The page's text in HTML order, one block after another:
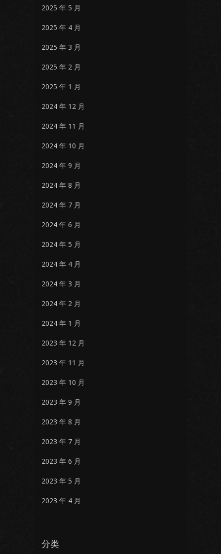
2025 年 5 月
2025 年 4 月
2025 年 3 月
2025 年 2 月
2025 年 1 月
2024 年 12 月
2024 年 11 月
2024 年 10 月
2024 年 9 月
2024 年 8 月
2024 年 7 月
2024 年 6 月
2024 年 5 月
2024 年 4 月
2024 年 3 月
2024 年 2 月
2024 年 1 月
2023 年 12 月
2023 年 11 月
2023 年 10 月
2023 年 9 月
2023 年 8 月
2023 年 7 月
2023 年 6 月
2023 年 5 月
2023 年 4 月
分类